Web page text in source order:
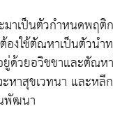
าเป็นตัวกำหนดพฤติ
งใช้ตัณหาเป็นตัวนำ
ด้วยอวิชชาและตัณห
หาสุขเวทนา และหลี
พัฒนา